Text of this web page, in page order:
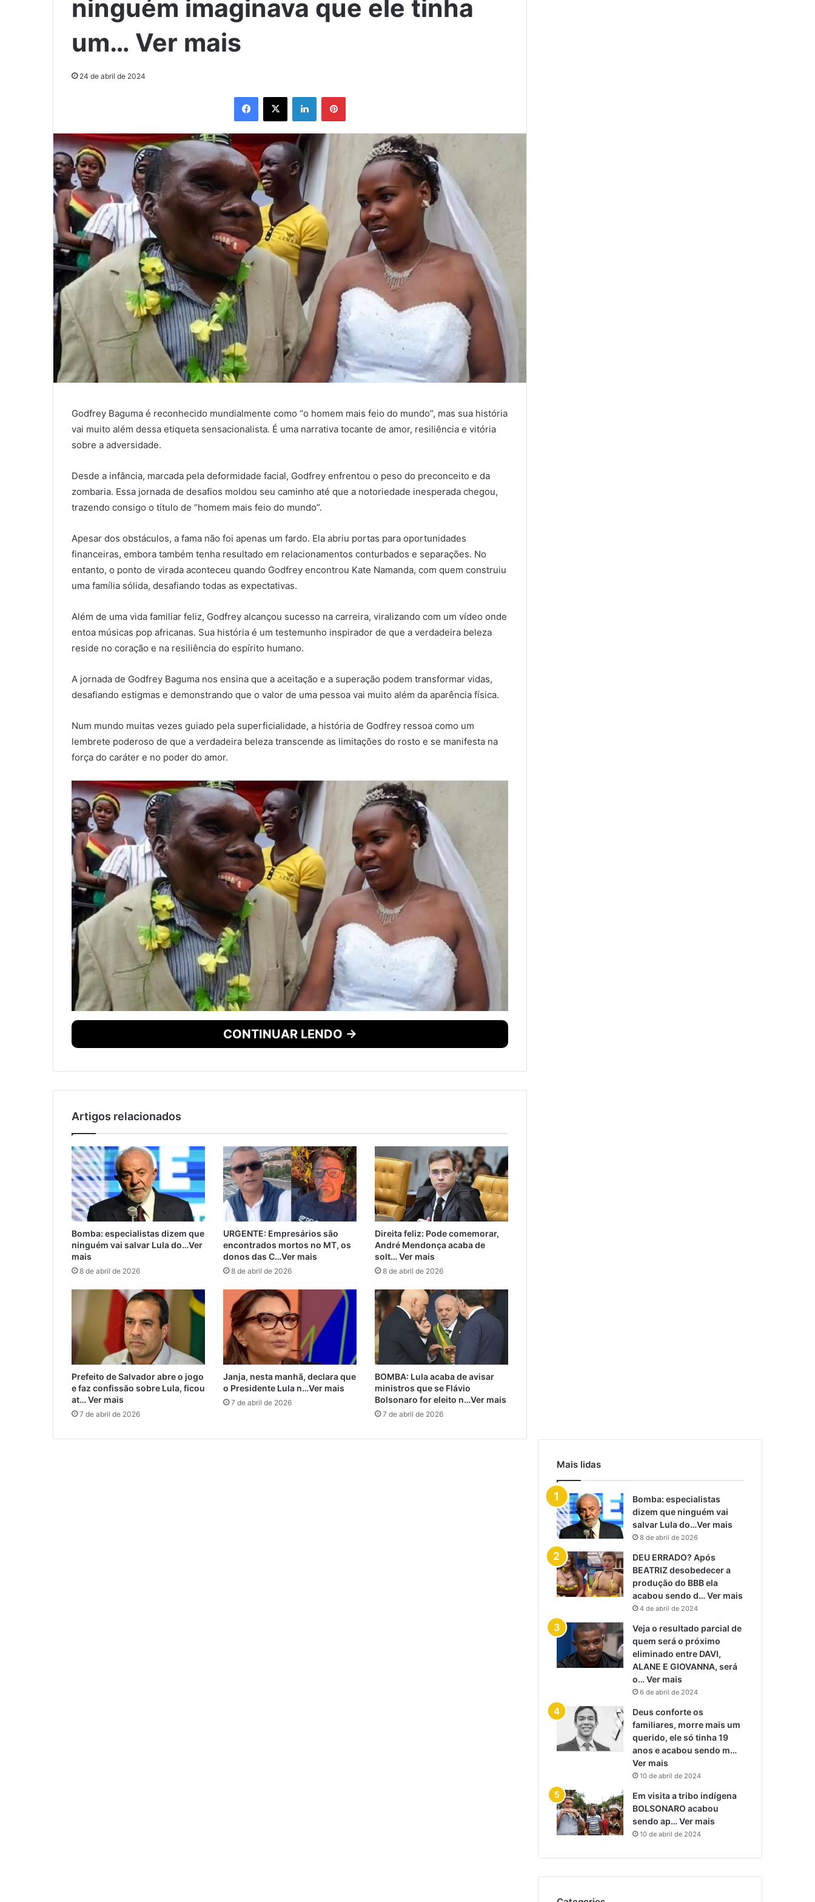
ninguém imaginava que ele tinha
um… Ver mais
24 de abril de 2024
Facebook
X LinkedinPinterest
Godfrey Baguma é reconhecido mundialmente como “o homem mais feio do mundo”, mas sua história
vai muito além dessa etiqueta sensacionalista. É uma narrativa tocante de amor, resiliência e vitória
sobre a adversidade.
Desde a infância, marcada pela deformidade facial, Godfrey enfrentou o peso do preconceito e da
zombaria. Essa jornada de desafios moldou seu caminho até que a notoriedade inesperada chegou,
trazendo consigo o título de “homem mais feio do mundo”.
Apesar dos obstáculos, a fama não foi apenas um fardo. Ela abriu portas para oportunidades
financeiras, embora também tenha resultado em relacionamentos conturbados e separações. No
entanto, o ponto de virada aconteceu quando Godfrey encontrou Kate Namanda, com quem construiu
uma família sólida, desafiando todas as expectativas.
Além de uma vida familiar feliz, Godfrey alcançou sucesso na carreira, viralizando com um vídeo onde
entoa músicas pop africanas. Sua história é um testemunho inspirador de que a verdadeira beleza
reside no coração e na resiliência do espírito humano.
A jornada de Godfrey Baguma nos ensina que a aceitação e a superação podem transformar vidas,
desafiando estigmas e demonstrando que o valor de uma pessoa vai muito além da aparência física.
Num mundo muitas vezes guiado pela superficialidade, a história de Godfrey ressoa como um
lembrete poderoso de que a verdadeira beleza transcende as limitações do rosto e se manifesta na
força do caráter e no poder do amor.
CONTINUAR LENDO →
Artigos relacionados
Bomba: especialistas dizem que
ninguém vai salvar Lula do…Ver
mais
8 de abril de 2026
URGENTE: Empresários são
encontrados mortos no MT, os
donos das C…Ver mais
8 de abril de 2026
Direita feliz: Pode comemorar,
André Mendonça acaba de
solt… Ver mais
8 de abril de 2026
Prefeito de Salvador abre o jogo
e faz confissão sobre Lula, ficou
at… Ver mais
7 de abril de 2026
Janja, nesta manhã, declara que
o Presidente Lula n…Ver mais
7 de abril de 2026
BOMBA: Lula acaba de avisar
ministros que se Flávio
Bolsonaro for eleito n…Ver mais
7 de abril de 2026
Mais lidas
Bomba: especialistas
dizem que ninguém vai
salvar Lula do…Ver mais
8 de abril de 2026
DEU ERRADO? Após
BEATRIZ desobedecer a
produção do BBB ela
acabou sendo d… Ver mais
4 de abril de 2024
Veja o resultado parcial de
quem será o próximo
eliminado entre DAVI,
ALANE E GIOVANNA, será
o… Ver mais
6 de abril de 2024
Deus conforte os
familiares, morre mais um
querido, ele só tinha 19
anos e acabou sendo m…
Ver mais
10 de abril de 2024
Em visita a tribo indígena
BOLSONARO acabou
sendo ap… Ver mais
10 de abril de 2024